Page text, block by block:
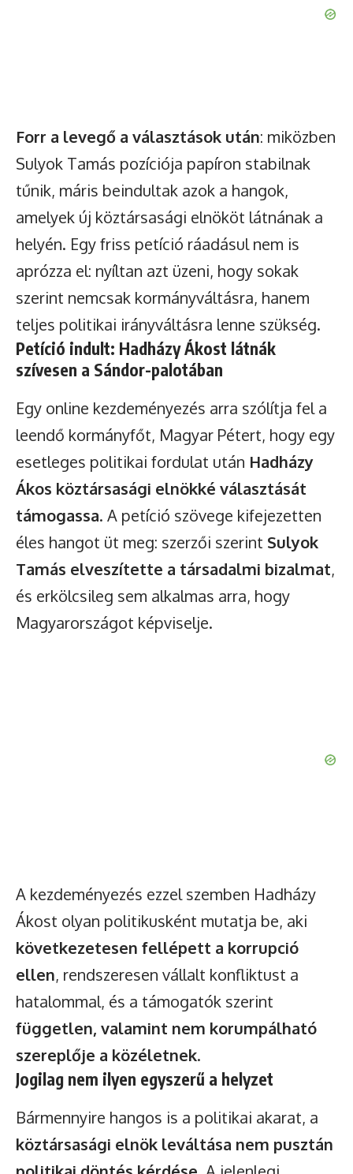
Forr a levegő a választások után: miközben
Sulyok Tamás pozíciója papíron stabilnak
tűnik, máris beindultak azok a hangok,
amelyek új köztársasági elnököt látnának a
helyén. Egy friss petíció ráadásul nem is
aprózza el: nyíltan azt üzeni, hogy sokak
szerint nemcsak kormányváltásra, hanem
teljes politikai irányváltásra lenne szükség.
Petíció indult: Hadházy Ákost látnák
szívesen a Sándor-palotában
Egy online kezdeményezés arra szólítja fel a
leendő kormányfőt, Magyar Pétert, hogy egy
esetleges politikai fordulat után Hadházy
Ákos köztársasági elnökké választását
támogassa. A petíció szövege kifejezetten
éles hangot üt meg: szerzői szerint Sulyok
Tamás elveszítette a társadalmi bizalmat,
és erkölcsileg sem alkalmas arra, hogy
Magyarországot képviselje.
A kezdeményezés ezzel szemben Hadházy
Ákost olyan politikusként mutatja be, aki
következetesen fellépett a korrupció
ellen, rendszeresen vállalt konfliktust a
hatalommal, és a támogatók szerint
független, valamint nem korumpálható
szereplője a közéletnek.
Jogilag nem ilyen egyszerű a helyzet
Bármennyire hangos is a politikai akarat, a
köztársasági elnök leváltása nem pusztán